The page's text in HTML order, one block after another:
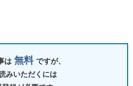
は 無料 ですが、
みいただくには